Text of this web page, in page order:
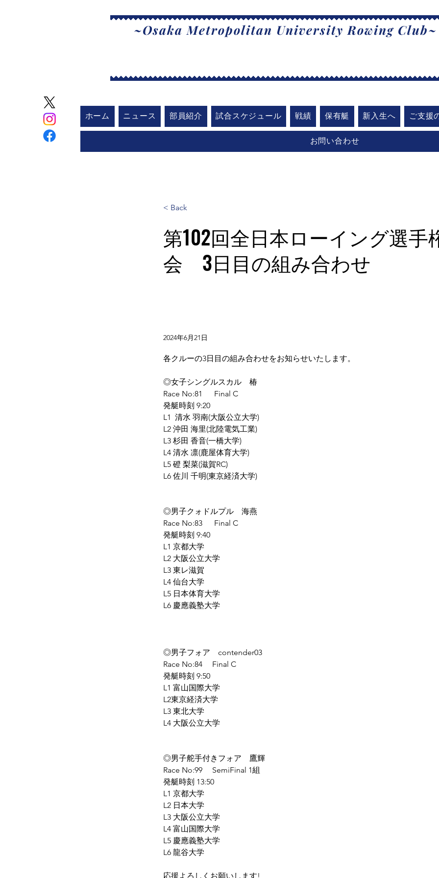
~Osaka Metropolitan University Rowing Club~
ホーム ニュース 部員紹介 試合スケジュール 戦績 保有艇 新入生へ ご支援
お問い合わせ
< Back
第102回全日本ローイング選手
会 3日目の組み合わせ
2024年6月21日
各クルーの3日目の組み合わせをお知らせいたします。
◎女子シングルスカル　椿
Race No:81      Final C
発艇時刻 9:20
L1  清水 羽南(大阪公立大学)
L2 沖田 海里(北陸電気工業)
L3 杉田 香音(一橋大学)
L4 清水 凛(鹿屋体育大学)
L5 磴 梨菜(滋賀RC)
L6 佐川 千明(東京経済大学)
◎男子クォドルプル　海燕
Race No:83      Final C
発艇時刻 9:40
L1 京都大学
L2 大阪公立大学
L3 東レ滋賀
L4 仙台大学
L5 日本体育大学
L6 慶應義塾大学
◎男子フォア　contender03
Race No:84     Final C
発艇時刻 9:50
L1 富山国際大学
L2東京経済大学
L3 東北大学
L4 大阪公立大学
◎男子舵手付きフォア　鷹輝
Race No:99     SemiFinal 1組
発艇時刻 13:50
L1 京都大学
L2 日本大学
L3 大阪公立大学
L4 富山国際大学
L5 慶應義塾大学
L6 龍谷大学
応援よろしくお願いします!